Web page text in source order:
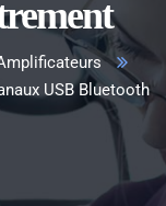
USB Bluetooth